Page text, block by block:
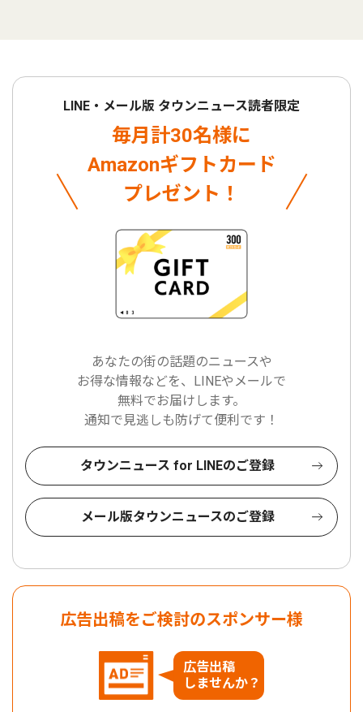
LINE・メール版 タウンニュース読者限定
毎月計30名様に
Amazonギフトカード
プレゼント！
あなたの街の話題のニュースや
お得な情報などを、LINEやメールで
無料でお届けします。
通知で見逃しも防げて便利です！
タウンニュース for LINEのご登録
メール版タウンニュースのご登録
広告出稿をご検討のスポンサー様
広告出稿
しませんか？